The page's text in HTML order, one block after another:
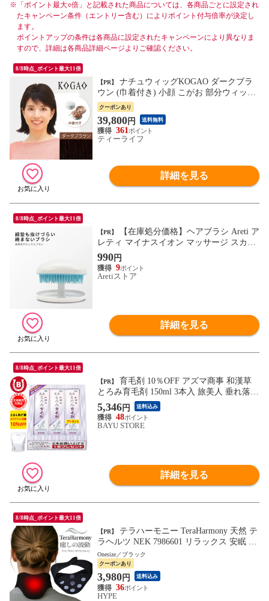
※ 「ポイント最大○倍」と記載された商品については、各商品ごとに設定され
たキャンペーン条件（エントリー含む）によりポイント付与倍率が決定し
ます。
ポイントアップの条件は各商品に設定されたキャンペーンにより異なりま
すので、詳細は各商品詳細ページよりご確認ください。
8/8時点_ポイント最大11倍
【PR】
ウン (巾着付き) 小顔 こがお 部分ウィッグ
ウィッグ 送料込み 1年保証 Natuwig ティー
ライフ
クーポンあり
39,800円 送料無料
361
ティーライフ
詳細を見る
8/8時点_ポイント最大11倍
【PR】
レティ マイナスイオン マッサージ スカル
プケア 防水 長短多層設計 絡まない ブロー
サラサラ Portable Detangle Brush a676SUI
990円
9
Aretiストア
詳細を見る
8/8時点_ポイント最大11倍
【PR】
とろみ育毛剤 150ml 3本入 旅美人 垂れ落ち
にくい 女性 男性 産後 抜け毛 薄毛 育毛 養
毛剤 アズマ商事育毛剤 アズマ商事育毛剤
アズマ商事 旅美人 ヘアトニック スカルプ
5,346円 送料込み
48
BAYU STORE
詳細を見る
8/8時点_ポイント最大11倍
【PR】
ラヘルツ NEK 7986601 リラックス 安眠 天
然石 お風呂 テラヘルツ鉱石 健康グッズ マ
ッサージ 肩こり 腰痛(ONESIZE,ブラック)
Onesize／ブラック
クーポンあり
3,980円 送料込み
36
HYPE